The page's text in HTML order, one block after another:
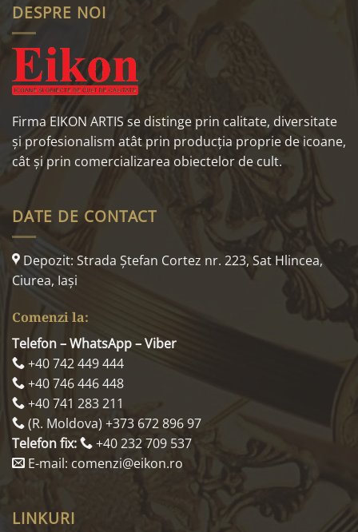
DESPRE NOI
Firma EIKON ARTIS se distinge prin calitate, diversitate
și profesionalism atât prin producția proprie de icoane,
cât și prin comercializarea obiectelor de cult.
DATE DE CONTACT
Depozit: Strada Ştefan Cortez nr. 223, Sat Hlincea,
Ciurea, Iaşi
Comenzi la:
Telefon – WhatsApp – Viber
+40 742 449 444
+40 746 446 448
+40 741 283 211
(R. Moldova) +373 672 896 97
Telefon fix:
+40 232 709 537
E-mail: comenzi@eikon.ro
LINKURI